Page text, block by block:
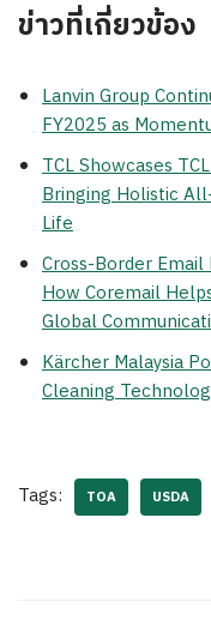
ข่าวที่เกี่ยวข้อง
Lanvin Group
FY2025 as
TCL Showcases
Bringing Holistic
Life
Cross-Border
How Coremail
Global
Kärcher Malaysia
Cleaning
Tags: TOA USDA